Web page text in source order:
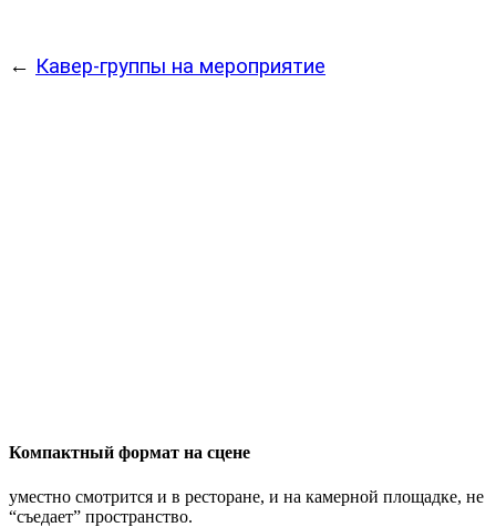
← Кавер-группы на мероприятие
Компактный формат на сцене
уместно смотрится и в ресторане, и на камерной площадке, не
“съедает” пространство.